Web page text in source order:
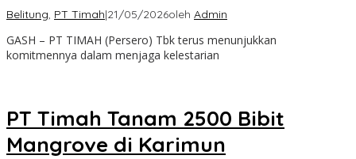
Belitung, PT Timah|21/05/2026oleh Admin
GASH – PT TIMAH (Persero) Tbk terus menunjukkan
komitmennya dalam menjaga kelestarian
PT Timah Tanam 2500 Bibit
Mangrove di Karimun